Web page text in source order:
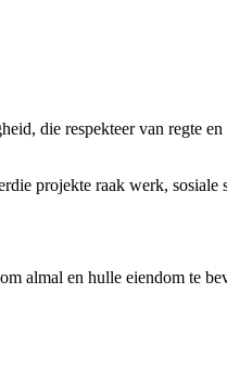
die respekteer van regte
projekte raak werk,
almal en hulle eiendom te